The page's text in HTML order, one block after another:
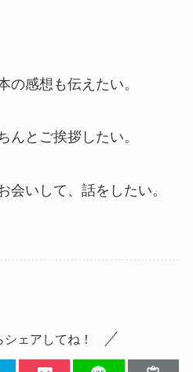
の感想も伝えたい。
んとご挨拶したい。
会いして、話をしたい。
ェアしてね！